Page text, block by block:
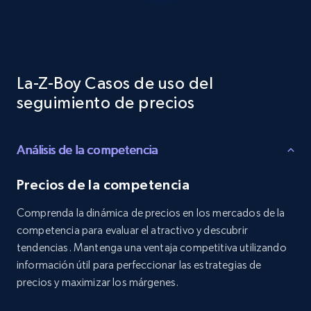
URL, Product id, Listing inventory id, Title, Rating,
price, and more.
1.9K+ 322+ Comenzar ahora
Amazon products search
La-Z-Boy Casos de uso del
seguimiento de precios
Análisis de la competencia
Precios de la competencia
Comprenda la dinámica de precios en los mercados de la
competencia para evaluar el atractivo y descubrir
tendencias. Mantenga una ventaja competitiva utilizando
información útil para perfeccionar las estrategias de
precios y maximizar los márgenes.